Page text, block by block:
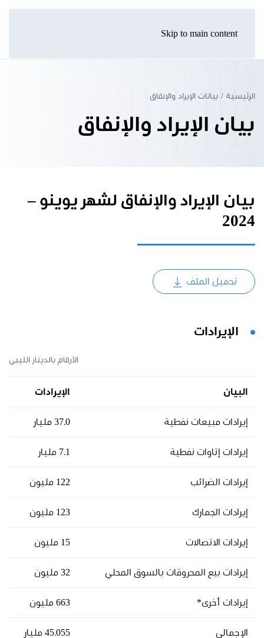
Skip to main content
الرئيسية بيانات الإيراد والإنفاق
بيان الإيراد والإنفاق
بيان الإيراد والإنفاق لشهر يوينو –
2024
تحميل الملف
الإيرادات
الأرقام بالدينار الليبي
البيان الإيرادات
إيرادات مبيعات نفطية 37.0 مليار
إيرادات إتاوات نفطية 7.1 مليار
إيرادات الضرائب 122 مليون
إيرادات الجمارك 123 مليون
إيرادات الاتصالات 15 مليون
إيرادات بيع المحروقات بالسوق المحلي 32 مليون
إيرادات أخرى* 663 مليون
الإجمالي 45.055 مليار